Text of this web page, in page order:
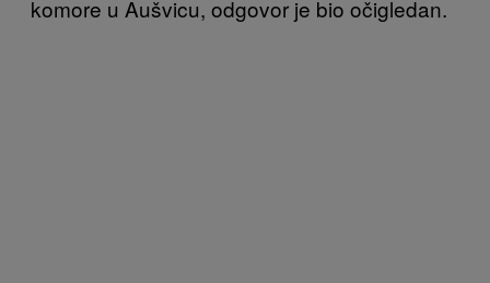
komore u Aušvicu, odgovor je bio očigledan.